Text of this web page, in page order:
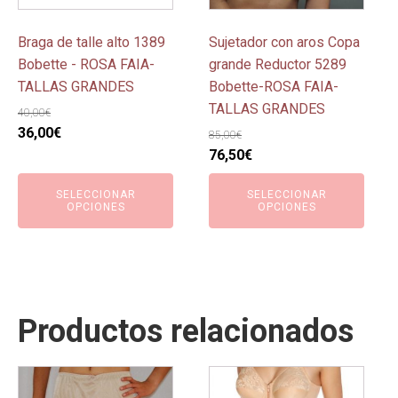
Braga de talle alto 1389
Bobette - ROSA FAIA-
TALLAS GRANDES
40,00€
El
original
36,00€El
actual
es:
SELECCIONAR
OPCIONES
pueden
elegir
en
la
página
producto
Sujetador con aros Copa
grande Reductor 5289
Bobette-ROSA FAIA-
TALLAS GRANDES
85,00€
El
precio
original
76,50€El
precio
actual
SELECCIONAR
OPCIONES
pueden
elegir
en
la
página
de
producto
Productos relacionados
Este
Este